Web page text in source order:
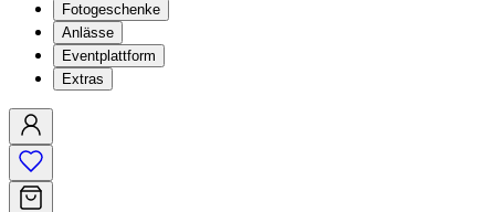
Fotogeschenke
Anlässe
Eventplattform
Extras